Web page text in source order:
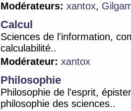
Modérateurs: xantox,
Calcul
Sciences de l'information,
calculabilité..
Modérateur: xantox
Philosophie
Philosophie de l'esprit,
philosophie des sciences..